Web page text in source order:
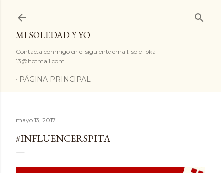
MI SOLEDAD Y YO
Contacta conmigo en el siguiente email: sole-loka-
13@hotmail.com
PÁGINA PRINCIPAL
mayo 13, 2017
#INFLUENCERSPITA